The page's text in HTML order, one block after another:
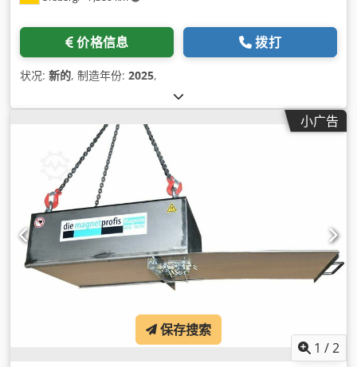
价格信息 拨打
状况: 新的, 制造年份: 2025,
小广告
1 /2
保存搜索